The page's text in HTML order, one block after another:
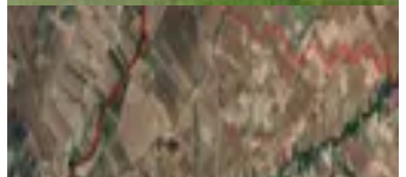
Tekirdağ Saray Kurtderede Yatırımlık
875 M² Fırsat-tarla
Tekirdağ, Saray
875 m²
1.000/m² ·20.07.2026
875.000 ₺